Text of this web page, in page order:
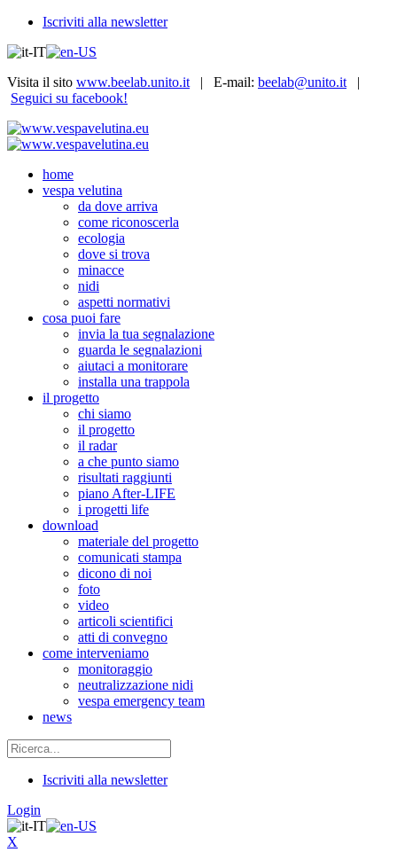
Iscriviti alla newsletter
Visita il sito www.beelab.unito.it | E-mail: beelab@unito.it |
Seguici su facebook!
home
vespa velutina
da dove arriva
come riconoscerla
ecologia
dove si trova
minacce
nidi
aspetti normativi
cosa puoi fare
invia la tua segnalazione
guarda le segnalazioni
aiutaci a monitorare
installa una trappola
il progetto
chi siamo
il progetto
il radar
a che punto siamo
risultati raggiunti
piano After-LIFE
i progetti life
download
materiale del progetto
comunicati stampa
dicono di noi
foto
video
articoli scientifici
atti di convegno
come interveniamo
monitoraggio
neutralizzazione nidi
vespa emergency team
news
Iscriviti alla newsletter
Login
X